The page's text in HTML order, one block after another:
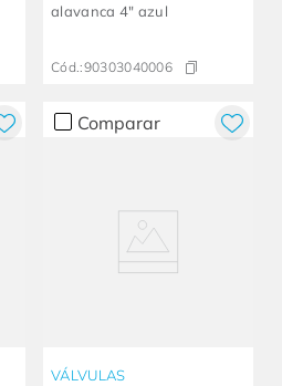
alavanca 4" azul
Cód.:90303040006
Comparar
VÁLVULAS